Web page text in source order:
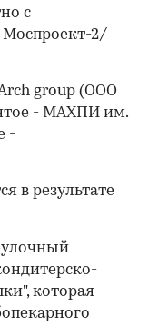
с
2/
group (ООО
- МАХПИ им.
-
в результате
которая